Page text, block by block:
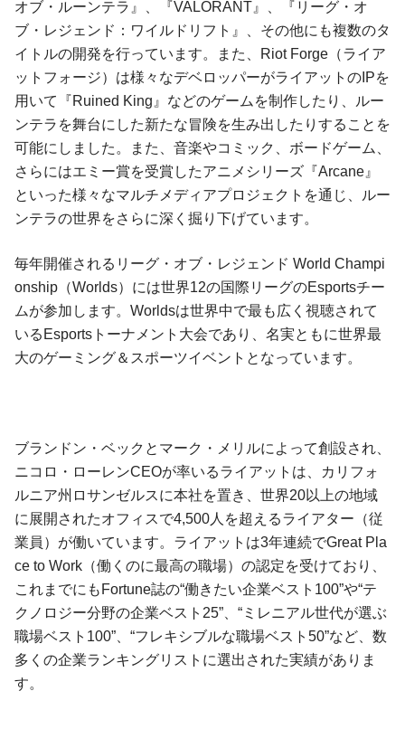
オブ・ルーンテラ』、『VALORANT』、『リーグ・オ
ブ・レジェンド：ワイルドリフト』、その他にも複数のタ
イトルの開発を行っています。また、Riot Forge（ライア
ットフォージ）は様々なデベロッパーがライアットのIPを
用いて『Ruined King』などのゲームを制作したり、ルー
ンテラを舞台にした新たな冒険を生み出したりすることを
可能にしました。また、音楽やコミック、ボードゲーム、
さらにはエミー賞を受賞したアニメシリーズ『Arcane』
といった様々なマルチメディアプロジェクトを通じ、ルー
ンテラの世界をさらに深く掘り下げています。
毎年開催されるリーグ・オブ・レジェンド World Champi
onship（Worlds）には世界12の国際リーグのEsportsチー
ムが参加します。Worldsは世界中で最も広く視聴されて
いるEsportsトーナメント大会であり、名実ともに世界最
大のゲーミング＆スポーツイベントとなっています。
ブランドン・ベックとマーク・メリルによって創設され、
ニコロ・ローレンCEOが率いるライアットは、カリフォ
ルニア州ロサンゼルスに本社を置き、世界20以上の地域
に展開されたオフィスで4,500人を超えるライアター（従
業員）が働いています。ライアットは3年連続でGreat Pla
ce to Work（働くのに最高の職場）の認定を受けており、
これまでにもFortune誌の“働きたい企業ベスト100”や“テ
クノロジー分野の企業ベスト25”、“ミレニアル世代が選ぶ
職場ベスト100”、“フレキシブルな職場ベスト50”など、数
多くの企業ランキングリストに選出された実績がありま
す。